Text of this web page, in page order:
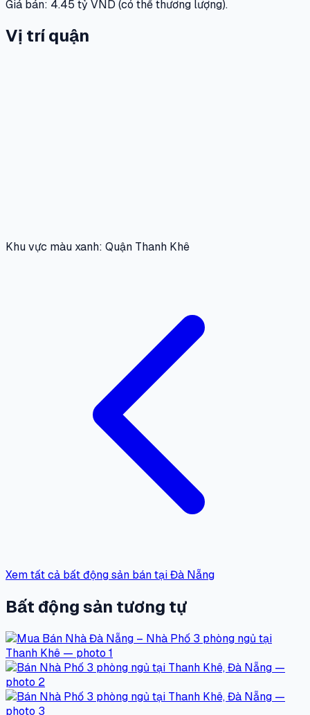
Giá bán: 4.45 tỷ VND (có thể thương lượng).
Vị trí quận
Khu vực màu xanh: Quận Thanh Khê
Xem tất cả bất động sản bán tại Đà Nẵng
Bất động sản tương tự